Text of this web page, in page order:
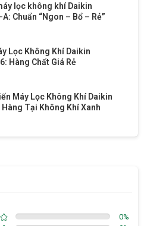
Thương mại và Sản xuất Nam
phẩm máy lọc không khí Daikin
tại Việt Nam
LỌC KHÔNG KHÍ DAIKIN
đời
lọc không khí Daikin
A: Chuẩn “Ngon – Bổ – Rẻ”
Lọc Không Khí Daikin
Hàng Chất Giá Rẻ
Máy Lọc Không Khí Daikin
Hàng Tại Không Khí Xanh
0%